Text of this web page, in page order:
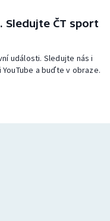
Sledujte ČT sport
události. Sledujte nás i
a buďte v obraze.